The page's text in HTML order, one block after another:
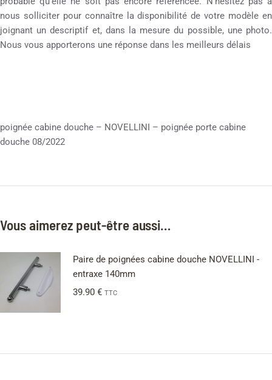
nous solliciter pour connaître la disponibilité de votre modèle en
joignant un descriptif et, dans la mesure du possible, une photo.
Nous vous apporterons une réponse dans les meilleurs délais
poignée cabine douche – NOVELLINI – poignée porte cabine
douche 08/2022
Vous aimerez peut-être aussi…
Paire de poignées cabine douche NOVELLINI -
entraxe 140mm
39.90 € TTC